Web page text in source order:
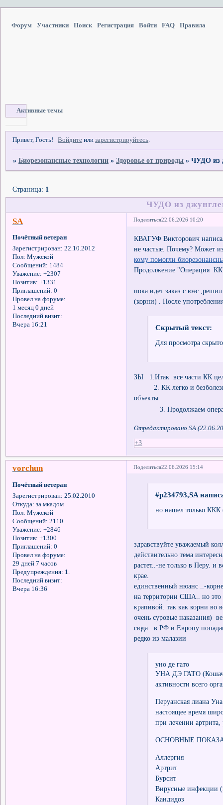
Форум Участники Поиск Регистрация Войти FAQ Правила
Активные темы
Привет, Гость! Войдите илизарегистрируйтесь.
»Биорезонансные технологии »Здоровье от природы »ЧУДО из
ЧУДО из
Страница: 1
Поделиться22.06.2026 10:20
SA
Почётный ветеран
Зарегистрирован: 22.10.2012
Пол: Мужской
Сообщений: 1484
Уважение: +2307
Позитив: +1331
Приглашений: 0
Провел на форуме:
1 месяц 0 дней
Последний визит:
Вчера 16:21
КВАГУФ Викторович
не частые. Почему? Может
кому помогли
Продолжение "Операция
пока идет заказ с юэс
(корни) . После
Скрытый текст:
Для просмотра
ЗЫ 1.Итак все части КК
2. КК легко и
объекты.
3. Продолжаем
Отредактировано SA
+3
Поделиться22.06.2026 15:14
vorchun
Почётный ветеран
Зарегистрирован: 25.02.2010
Откуда: за мкадом
Пол: Мужской
Сообщений: 2110
Уважение: +2846
Позитив: +1300
Приглашений: 0
Провел на форуме:
29 дней 7 часов
Предупреждения: 1.
Последний визит:
Вчера 16:36
#p234793,SA
но нашел только ККК
здравствуйте уважаемый
действительно тема
растет..-не только в Перу.
крае.
единственный нюанс ..-
на территории США.. но это
крапивой. так как корни во
очень суровые наказания)
сюда ..в РФ и Европу
редко из малазии
уно де гато
УНА ДЭ ГАТО
активности всего
Перуанская лиана
настоящее время
при лечении
ОСНОВНЫЕ
Аллергия
Артрит
Бурсит
Вирусные инфекции
Кандидоз